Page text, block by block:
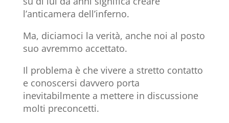
l’anticamera dell’inferno.
Ma, diciamoci la verità, anche noi al posto
suo avremmo accettato.
Il problema è che vivere a stretto contatto
e conoscersi davvero porta
inevitabilmente a mettere in discussione
molti preconcetti.